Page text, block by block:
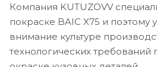
Компания KUTUZOVV
покраске BAIC X75 и поэтому
внимание культуре
технологических требований